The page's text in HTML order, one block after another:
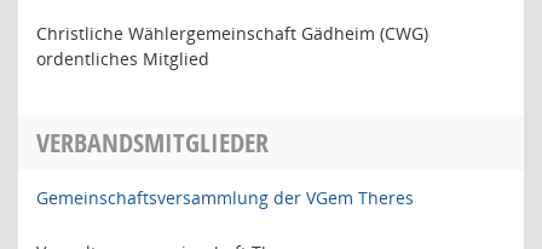
Christliche Wählergemeinschaft Gädheim (CWG)
ordentliches Mitglied
VERBANDSMITGLIEDER
Gemeinschaftsversammlung der VGem Theres